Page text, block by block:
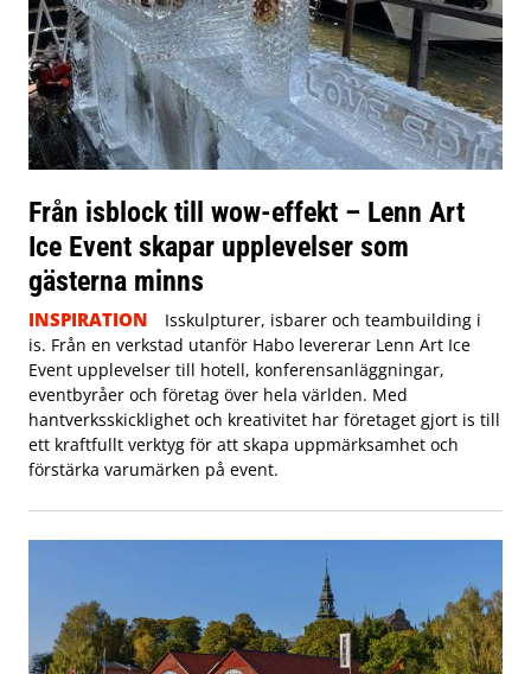
Från isblock till wow-effekt – Lenn Art
Ice Event skapar upplevelser som
gästerna minns
INSPIRATION
Isskulpturer, isbarer och teambuilding i
is. Från en verkstad utanför Habo levererar Lenn Art Ice
Event upplevelser till hotell, konferensanläggningar,
eventbyråer och företag över hela världen. Med
hantverksskicklighet och kreativitet har företaget gjort is till
ett kraftfullt verktyg för att skapa uppmärksamhet och
förstärka varumärken på event.